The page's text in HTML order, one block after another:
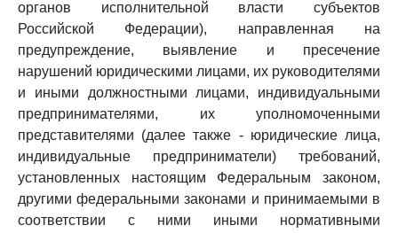
органов исполнительной власти субъектов
Российской Федерации), направленная на
предупреждение, выявление и пресечение
нарушений юридическими лицами, их руководителями
и иными должностными лицами, индивидуальными
предпринимателями, их уполномоченными
представителями (далее также - юридические лица,
индивидуальные предприниматели) требований,
установленных настоящим Федеральным законом,
другими федеральными законами и принимаемыми в
соответствии с ними иными нормативными